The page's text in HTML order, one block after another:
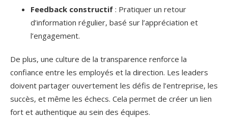
Feedback constructif : Pratiquer un retour
d’information régulier, basé sur l’appréciation et
l’engagement.
De plus, une culture de la transparence renforce la
confiance entre les employés et la direction. Les leaders
doivent partager ouvertement les défis de l’entreprise, les
succès, et même les échecs. Cela permet de créer un lien
fort et authentique au sein des équipes.